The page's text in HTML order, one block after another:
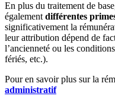
En plus du traitement de
également différentes
significativement la
leur attribution dépend de
l’ancienneté ou les
fériés, etc.).
Pour en savoir plus sur la
administratif